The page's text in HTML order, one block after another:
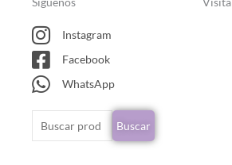
Instagram
Facebook
WhatsApp
Buscar
por:
Buscar